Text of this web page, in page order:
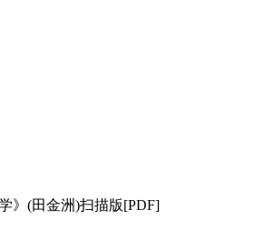
》(田金洲)扫描版[PDF]